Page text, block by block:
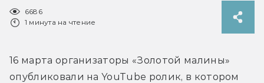
6686
1 минута на чтение
16 марта организаторы «Золотой малины»
опубликовали на YouTube ролик, в котором